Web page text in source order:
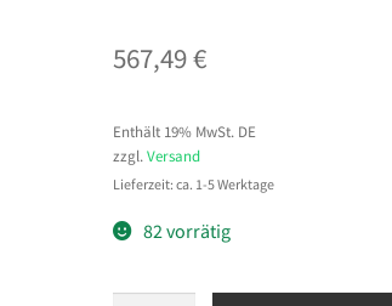
567,49€
Enthält 19% MwSt. DE
zzgl.Versand
Lieferzeit: ca. 1-5 Werktage
82 vorrätig